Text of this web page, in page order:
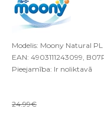
Modelis: Moony Natural
EAN: 4903111243099,
Pieejamība: Ir noliktavā
24.99€